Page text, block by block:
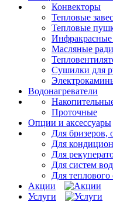
Конвекторы
Тепловые
Тепловые
Инфракрасные
Масляные
Сушилки для
Водонагреватели
Проточные
Опции и аксессуары
Для бризеров,
Для
Для
Для систем
Для теплового
Акции
Услуги